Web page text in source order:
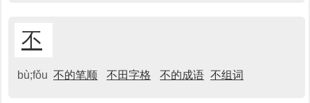
不
bù;fǒu 不的笔顺 不田字格 不的成语 不组词